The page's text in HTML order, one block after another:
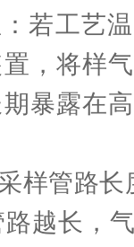
工艺温
，将样
暴露在
管路长
越长，